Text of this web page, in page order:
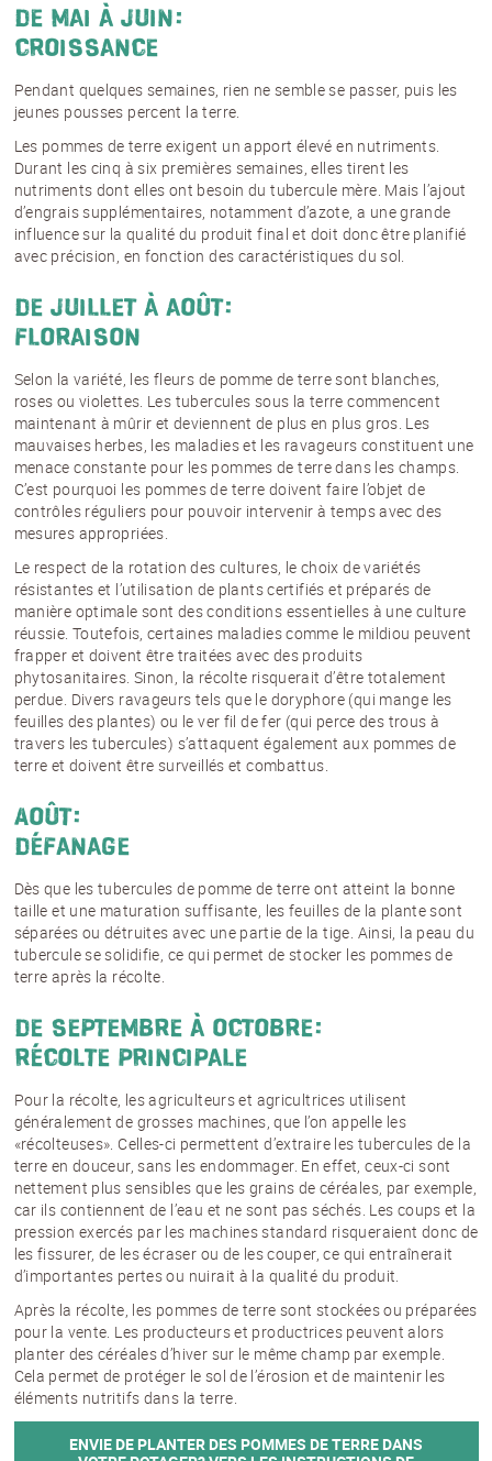
De mai à juin:
croissance
Pendant quelques semaines, rien ne semble se passer, puis les
jeunes pousses percent la terre.
Les pommes de terre exigent un apport élevé en nutriments.
Durant les cinq à six premières semaines, elles tirent les
nutriments dont elles ont besoin du tubercule mère. Mais l’ajout
d’engrais supplémentaires, notamment d’azote, a une grande
influence sur la qualité du produit final et doit donc être planifié
avec précision, en fonction des caractéristiques du sol.
De juillet à août:
floraison
Selon la variété, les fleurs de pomme de terre sont blanches,
roses ou violettes. Les tubercules sous la terre commencent
maintenant à mûrir et deviennent de plus en plus gros. Les
mauvaises herbes, les maladies et les ravageurs constituent une
menace constante pour les pommes de terre dans les champs.
C’est pourquoi les pommes de terre doivent faire l’objet de
contrôles réguliers pour pouvoir intervenir à temps avec des
mesures appropriées.
Le respect de la rotation des cultures, le choix de variétés
résistantes et l’utilisation de plants certifiés et préparés de
manière optimale sont des conditions essentielles à une culture
réussie. Toutefois, certaines maladies comme le mildiou peuvent
frapper et doivent être traitées avec des produits
phytosanitaires. Sinon, la récolte risquerait d’être totalement
perdue. Divers ravageurs tels que le doryphore (qui mange les
feuilles des plantes) ou le ver fil de fer (qui perce des trous à
travers les tubercules) s’attaquent également aux pommes de
terre et doivent être surveillés et combattus.
Août:
défanage
Dès que les tubercules de pomme de terre ont atteint la bonne
taille et une maturation suffisante, les feuilles de la plante sont
séparées ou détruites avec une partie de la tige. Ainsi, la peau du
tubercule se solidifie, ce qui permet de stocker les pommes de
terre après la récolte.
De septembre à octobre:
récolte principale
Pour la récolte, les agriculteurs et agricultrices utilisent
généralement de grosses machines, que l’on appelle les
«récolteuses». Celles-ci permettent d’extraire les tubercules de la
terre en douceur, sans les endommager. En effet, ceux-ci sont
nettement plus sensibles que les grains de céréales, par exemple,
car ils contiennent de l’eau et ne sont pas séchés. Les coups et la
pression exercés par les machines standard risqueraient donc de
les fissurer, de les écraser ou de les couper, ce qui entraînerait
d’importantes pertes ou nuirait à la qualité du produit.
Après la récolte, les pommes de terre sont stockées ou préparées
pour la vente. Les producteurs et productrices peuvent alors
planter des céréales d’hiver sur le même champ par exemple.
Cela permet de protéger le sol de l’érosion et de maintenir les
éléments nutritifs dans la terre.
ENVIE DE PLANTER DES POMMES DE TERRE DANS
NOM*
J'accepteles conditions généraleset la
protection des données*
S'ABONNER AU NEWSLETTER